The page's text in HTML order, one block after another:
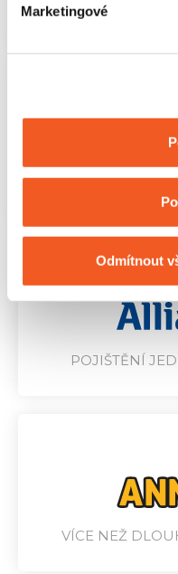
Marketingové
Odmítnout
KOMPLEXNÍ
POJIŠTĚNÍ
VÍCE NEŽ